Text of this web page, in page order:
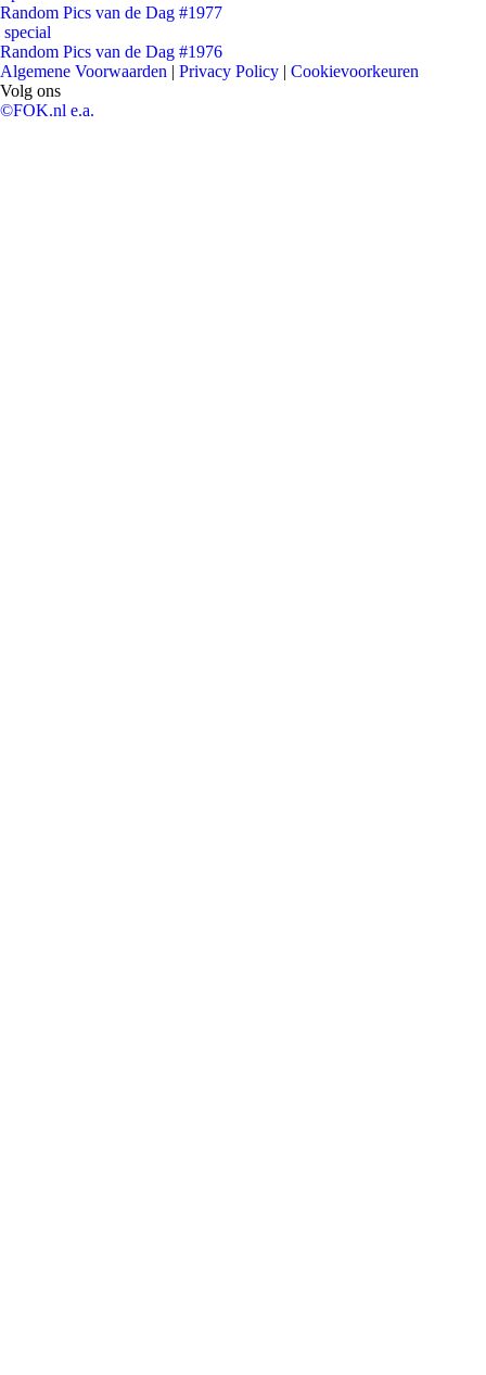
Random Pics van de Dag #1977
special
Random Pics van de Dag #1976
Algemene Voorwaarden | Privacy Policy | Cookievoorkeuren
Volg ons
©FOK.nl e.a.